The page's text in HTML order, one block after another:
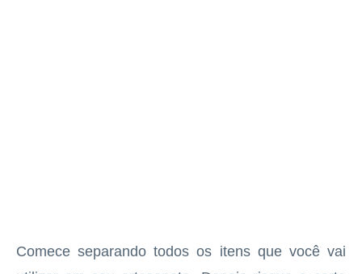
Comece separando todos os itens que você vai